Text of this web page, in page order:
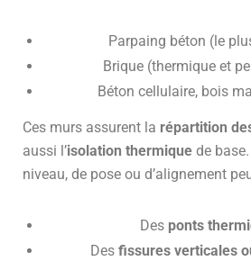
Parpaing béton (le
Brique (thermique et
Béton cellulaire, bois
Ces murs assurent la répartition
aussi l’isolation thermique de
niveau, de pose ou d’alignement
Des ponts
Des fissures verticales